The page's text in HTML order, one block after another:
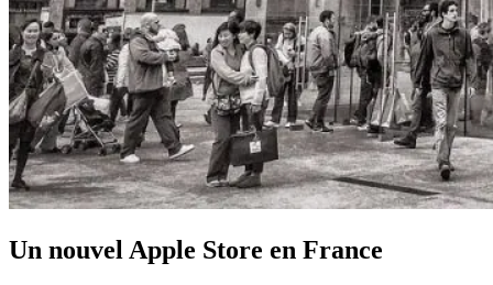
Un nouvel Apple Store en France